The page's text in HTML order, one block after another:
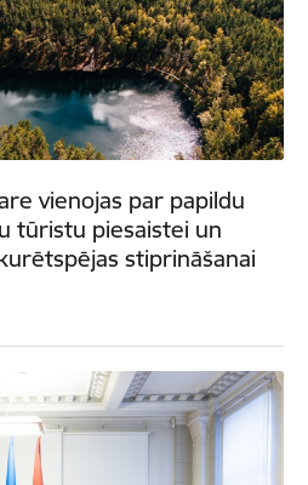
vienojas par papildu
tūristu piesaistei un
stiprināšanai